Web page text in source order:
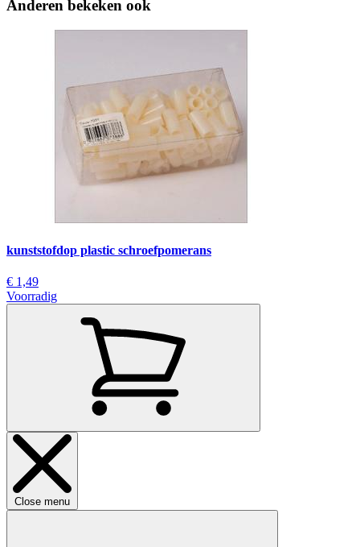
Anderen bekeken ook
kunststofdop plastic schroefpomerans
€ 1,49
Voorradig
Close menu